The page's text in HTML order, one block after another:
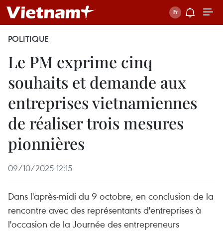
POLITIQUE
Le PM exprime cinq
souhaits et demande aux
entreprises vietnamiennes
de réaliser trois mesures
pionnières
09/10/2025 12:15
Dans l'après-midi du 9 octobre, en conclusion de la
rencontre avec des représentants d'entreprises à
l'occasion de la Journée des entrepreneurs